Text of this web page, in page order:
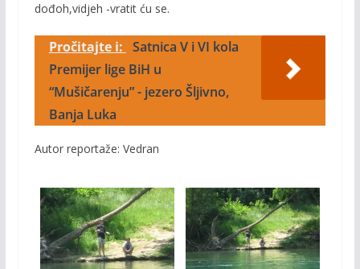
dođoh,vidjeh -vratit ću se.
Pročitajte i: Satnica V i VI kola
Premijer lige BiH u
“Mušičarenju” - jezero Šljivno,
Banja Luka
Autor reportaže: Vedran